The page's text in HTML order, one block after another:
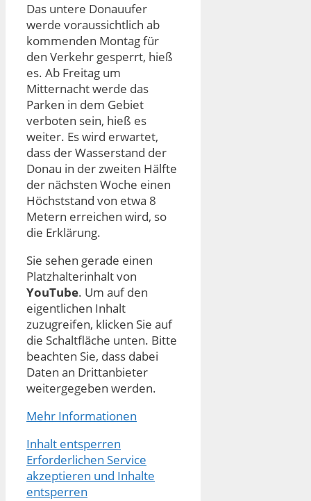
Das untere Donauufer
werde voraussichtlich ab
kommenden Montag für
den Verkehr gesperrt, hieß
es. Ab Freitag um
Mitternacht werde das
Parken in dem Gebiet
verboten sein, hieß es
weiter. Es wird erwartet,
dass der Wasserstand der
Donau in der zweiten Hälfte
der nächsten Woche einen
Höchststand von etwa 8
Metern erreichen wird, so
die Erklärung.
Sie sehen gerade einen
Platzhalterinhalt von
YouTube. Um auf den
eigentlichen Inhalt
zuzugreifen, klicken Sie auf
die Schaltfläche unten. Bitte
beachten Sie, dass dabei
Daten an Drittanbieter
weitergegeben werden.
Mehr Informationen
Inhalt entsperren
Erforderlichen Service
akzeptieren und Inhalte
entsperren